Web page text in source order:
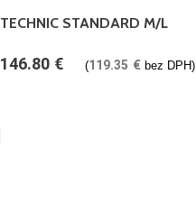
TECHNIC STANDARD M/L
146.80 € (119.35 € bez DPH)